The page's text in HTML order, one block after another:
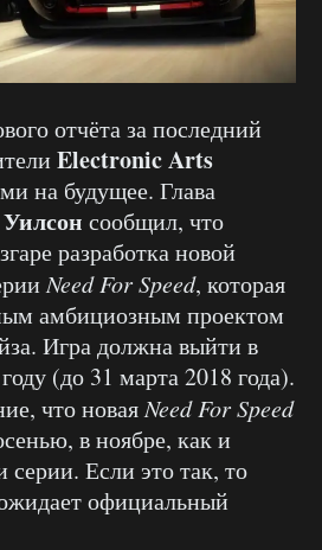
отчёта за последний
ElectronicArts
на будущее. Глава
сообщил, что
разработка новой
NeedForSpeed, которая
амбициозным проектом
Игра должна выйти в
(до 31 марта 2018 года).
что новаяNeedForSpeed
в ноябре, как и
Если это так, то
официальный